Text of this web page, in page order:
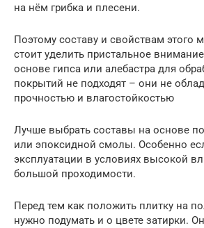
на нём грибка и плесени.
Поэтому составу и свойствам этого
стоит уделить пристальное
основе гипса или алебастра для
покрытий не подходят – они не
прочностью и влагостойкостью
Лучше выбрать составы на основе
или эпоксидной смолы. Особенно
эксплуатации в условиях высокой
большой проходимости.
Перед тем как положить плитку на
нужно подумать и о цвете затирки.